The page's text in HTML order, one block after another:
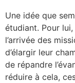
Une idée que
étudiant. Pour
l’arrivée des
d’élargir leur
de répandre
réduire à cela,